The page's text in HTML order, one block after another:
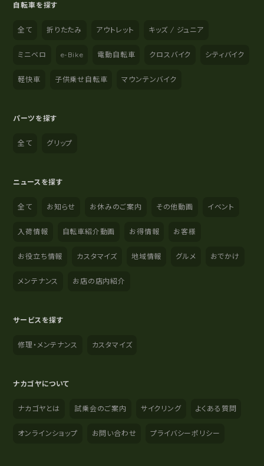
自転車を探す
全て 折りたたみ アウトレット キッズ / ジュニア
ミニベロ e-Bike 電動自転車 クロスバイク シティバイク
軽快車 子供乗せ自転車 マウンテンバイク
パーツを探す
全て グリップ
ニュースを探す
全て お知らせ お休みのご案内 その他動画 イベント
入荷情報 自転車紹介動画 お得情報 お客様
お役立ち情報 カスタマイズ 地域情報 グルメ おでかけ
メンテナンス お店の店内紹介
サービスを探す
修理・メンテナンス カスタマイズ
ナカゴヤについて
ナカゴヤとは 試乗会のご案内 サイクリング よくある質問
オンラインショップ お問い合わせ プライバシーポリシー